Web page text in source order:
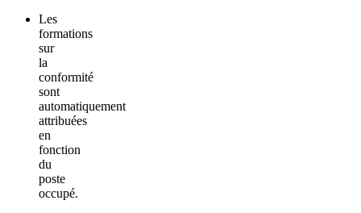
Les
formations
sur
la
conformité
sont
automatiquement
attribuées
en
fonction
du
poste
occupé.